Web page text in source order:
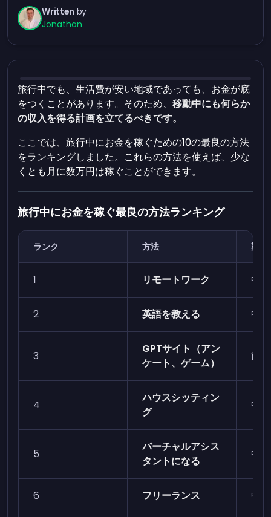
Written by
Jonathan
旅行中でも、生活費が安い地域であっても、お金が底
をつくことがあります。そのため、移動中にも何らか
の収入を得る計画を立てるべきです。
ここでは、旅行中にお金を稼ぐための10の最良の方法
をランキングしました。これらの方法を使えば、少な
くとも月に数万円は稼ぐことができます。
旅行中にお金を稼ぐ最良の方法ランキング
ランク 方法 難易
1 リモートワーク 中
2 英語を教える 中
3
GPTサイト（アン
ケート、ゲーム）
簡単
4
ハウスシッティン
グ
中
5
バーチャルアシス
タントになる
中
6 フリーランス 中